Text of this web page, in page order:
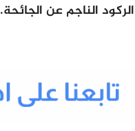
الناجم عن الجائحة.